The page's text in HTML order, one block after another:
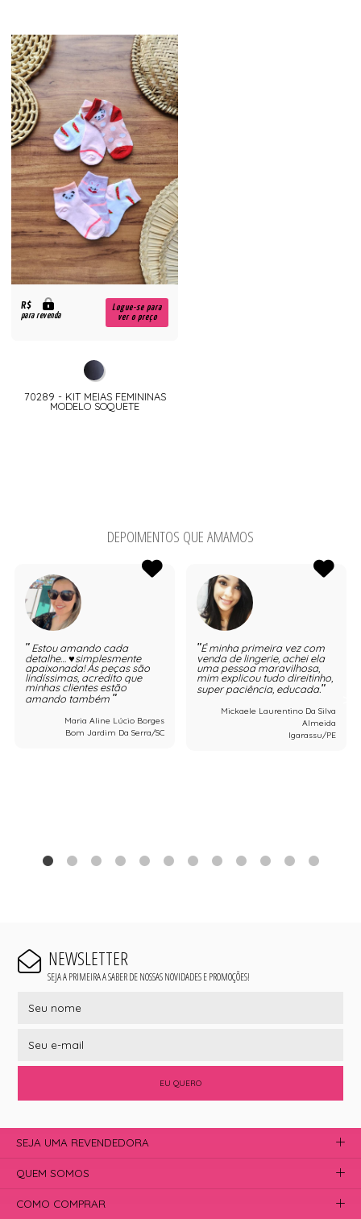
R$
para revenda
Logue-se para
ver o preço
70289 - KIT MEIAS FEMININAS
MODELO SOQUETE
DEPOIMENTOS QUE AMAMOS
Estou amando cada
detalhe… ♥️simplesmente
apaixonada! As peças são
lindíssimas, acredito que
minhas clientes estão
amando também
Maria Aline Lúcio Borges
Bom Jardim Da Serra/SC
É minha primeira vez com
venda de lingerie, achei ela
uma pessoa maravilhosa,
mim explicou tudo direitinho,
super paciência, educada.
Mickaele Laurentino Da Silva
Almeida
Igarassu/PE
NEWSLETTER
SEJA A PRIMEIRA A SABER DE NOSSAS NOVIDADES E PROMOÇÕES!
EU QUERO
SEJA UMA REVENDEDORA
QUEM SOMOS
COMO COMPRAR